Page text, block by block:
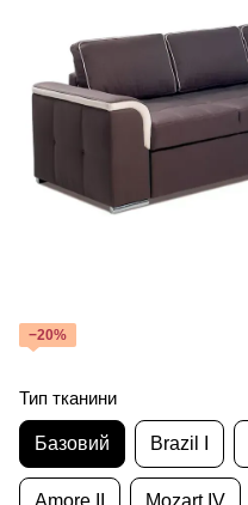
−20%
Тип тканини
Базовий Brazil I
Amore II Mozart IV